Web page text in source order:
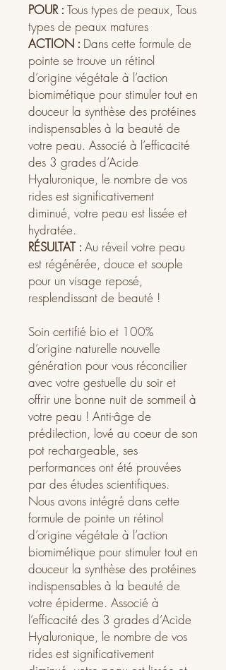
POUR : Tous types de peaux, Tous
types de peaux matures
ACTION : Dans cette formule de
pointe se trouve un rétinol
d’origine végétale à l’action
biomimétique pour stimuler tout en
douceur la synthèse des protéines
indispensables à la beauté de
votre peau. Associé à l’efficacité
des 3 grades d’Acide
Hyaluronique, le nombre de vos
rides est significativement
diminué, votre peau est lissée et
hydratée.
RÉSULTAT : Au réveil votre peau
est régénérée, douce et souple
pour un visage reposé,
resplendissant de beauté !
Soin certifié bio et 100%
d’origine naturelle nouvelle
génération pour vous réconcilier
avec votre gestuelle du soir et
offrir une bonne nuit de sommeil à
votre peau ! Anti-âge de
prédilection, lové au coeur de son
pot rechargeable, ses
performances ont été prouvées
par des études scientifiques.
Nous avons intégré dans cette
formule de pointe un rétinol
d’origine végétale à l’action
biomimétique pour stimuler tout en
douceur la synthèse des protéines
indispensables à la beauté de
votre épiderme. Associé à
l’efficacité des 3 grades d’Acide
Hyaluronique, le nombre de vos
rides est significativement